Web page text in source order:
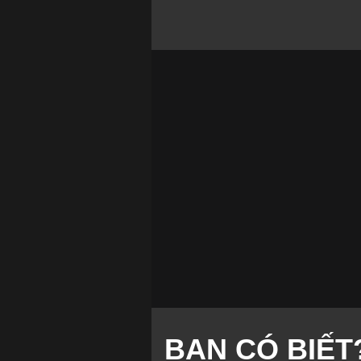
BẠN CÓ